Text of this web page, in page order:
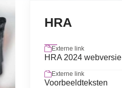
HRA
Externe link
HRA 2024 webversie
Externe link
Voorbeeldteksten